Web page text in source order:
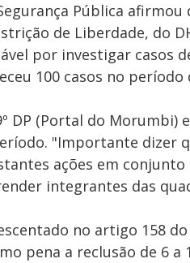
Pública afirmou
de Liberdade, do
por investigar casos
100 casos no
DP (Portal do Morumbi)
"Importante dizer
ações em conjunto
integrantes das
no artigo 158 do
pena a reclusão de 6 a